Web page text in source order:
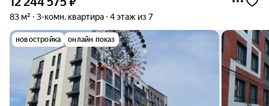
83 м² 3-комн. квартира 4 этаж из 7
новостройка онлайн показ